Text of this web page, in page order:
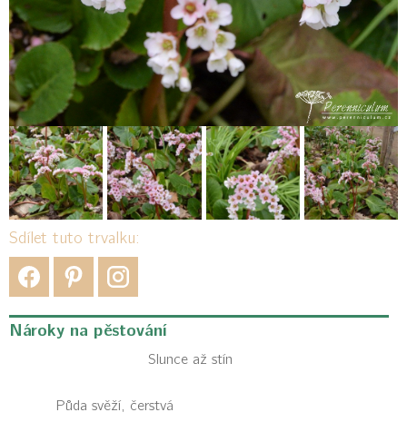
Sdílet tuto trvalku:
Nároky na pěstování
Slunce až stín
Půda svěží, čerstvá